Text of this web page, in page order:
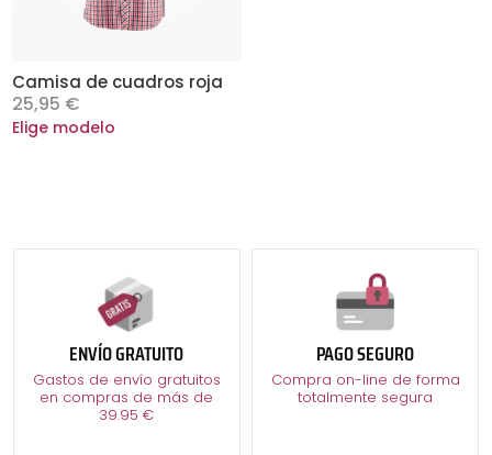
Camisa de cuadros roja
25,95 €
Elige modelo
opciones
se
pueden
elegir
en
ENVÍO GRATUITO
Gastos de envío gratuitos
en compras de más de
39.95 €
PAGO SEGURO
Compra on-line de forma
totalmente segura